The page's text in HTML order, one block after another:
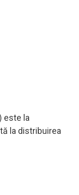
este la
la distribuirea